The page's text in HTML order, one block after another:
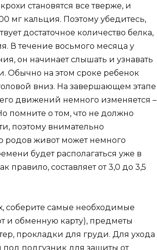
становятся все тверже, и
мг кальция. Поэтому убедитесь,
достаточное количество белка,
В течение восьмого месяца у
он начинает слышать и узнавать
Обычно на этом сроке ребенок
вниз. На завершающем этапе
движений немного изменяется –
помните о том, что не должно
поэтому внимательно
родов живот может немного
будет располагаться уже в
правило, составляет от 3,0 до 3,5
соберите самые необходимые
и обменную карту), предметы
прокладки для груди. Для ухода
подгузник для защиты от